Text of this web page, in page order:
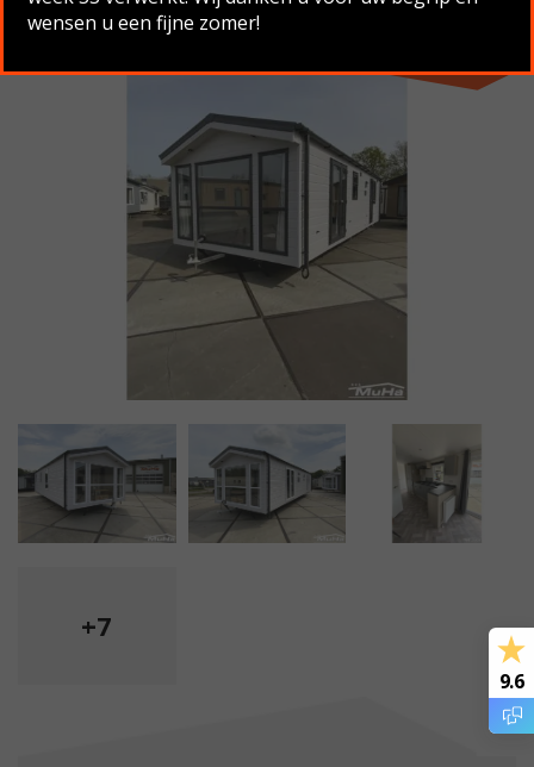
+7
wensen u een fijne zomer!
9.6